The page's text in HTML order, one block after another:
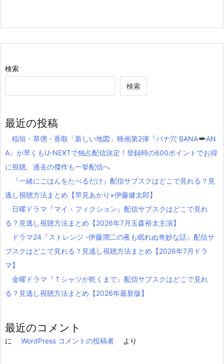
検索
検索
最近の投稿
稲垣・草彅・香取「新しい地図」映画第2弾『バナ穴 BANA
AN
A』が早くもU-NEXTで独占配信決定！登録時の600ポイントでお得
に視聴、過去の傑作も一挙配信へ
『一緒にごはんをたべるだけ』配信サブスクはどこで見れる？見
逃し視聴方法まとめ【早見あかり×伊藤健太郎】
日曜ドラマ『マイ・フィクション』配信サブスクはどこで見れ
る？見逃し視聴方法まとめ【2026年7月玉森裕太主演】
ドラマ24『ストレンジ -伊藤潤二の夜も眠れぬ奇妙な話』配信サ
ブスクはどこで見れる？見逃し視聴方法まとめ【2026年7月ドラ
マ】
金曜ドラマ『Ｔシャツが乾くまで』配信サブスクはどこで見れ
る？見逃し視聴方法まとめ【2026年最新版】
最近のコメント
に WordPress コメントの投稿者 より